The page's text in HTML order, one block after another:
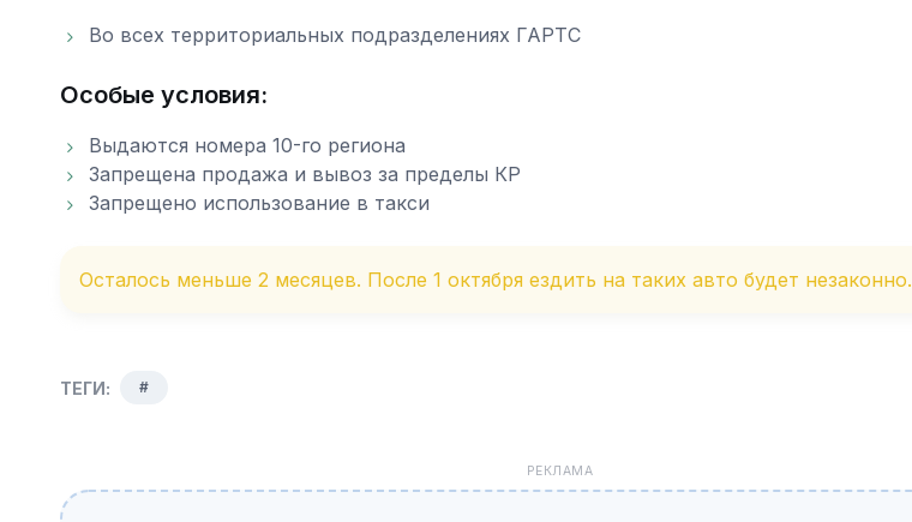
Во всех территориальных подразделениях ГАРТС
Особые условия:
Выдаются номера 10-го региона
Запрещена продажа и вывоз за пределы КР
Запрещено использование в такси
Осталось меньше 2 месяцев. После 1 октября ездить на таких авто будет незаконно.
ТЕГИ: #
РЕКЛАМА